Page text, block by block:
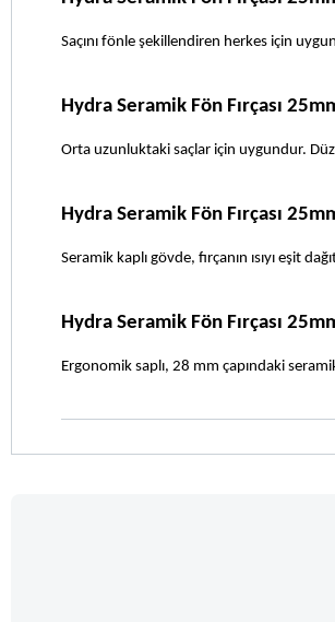
Saçını fönle şekillendiren herkes için
Hydra Seramik Fön Fırçası
Orta uzunluktaki saçlar için uygundur.
Hydra Seramik Fön Fırçası
Seramik kaplı gövde, fırçanın ısıyı eşit
Hydra Seramik Fön Fırçası
Ergonomik saplı, 28 mm çapındaki